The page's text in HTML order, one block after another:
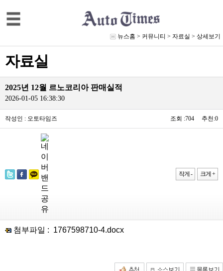
뉴스홈 > 커뮤니티 > 자료실 > 상세보기
자료실
2025년 12월 르노코리아 판매실적
2026-01-05 16:38:30
작성인 : 오토타임즈 조회 :704 추천:0
작게 - 크게 +
첨부파일 : 1767598710-4.docx